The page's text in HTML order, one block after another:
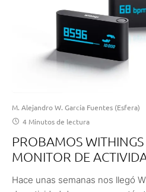
M. Alejandro W. García Fuentes (Esfera)
4 Minutos de lectura
PROBAMOS
MONITOR DE
Hace unas semanas nos llegó